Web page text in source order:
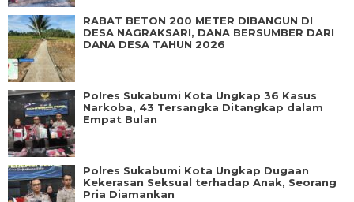
RABAT BETON 200 METER DIBANGUN DI
DESA NAGRAKSARI, DANA BERSUMBER DARI
DANA DESA TAHUN 2026
Polres Sukabumi Kota Ungkap 36 Kasus
Narkoba, 43 Tersangka Ditangkap dalam
Empat Bulan
Polres Sukabumi Kota Ungkap Dugaan
Kekerasan Seksual terhadap Anak, Seorang
Pria Diamankan